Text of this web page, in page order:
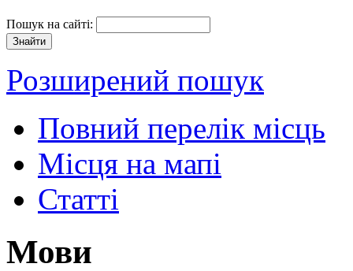
Пошук на сайті:
Розширений пошук
Повний перелік місць
Місця на мапі
Статті
Мови